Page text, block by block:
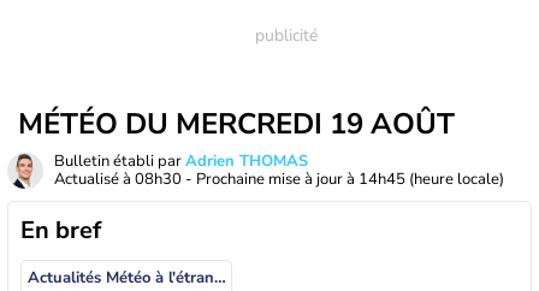
MÉTÉO DU MERCREDI 19 AOÛT
Bulletin établi parAdrien THOMAS
Actualisé à 08h30 - Prochaine mise à jour à 14h45 (heure locale)
En bref
Actualités Météo à l'étranger